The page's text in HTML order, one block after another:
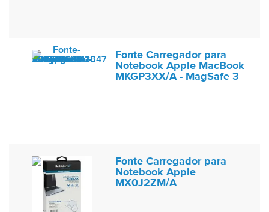
Fonte Carregador para
Notebook Apple MacBook
MKGP3XX/A - MagSafe 3
Fonte Carregador para
Notebook Apple
MX0J2ZM/A